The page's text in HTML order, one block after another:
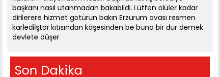
başkanı nasıl utanmadan bakabildi. Lütfen ölüler kadar
dirilerere hizmet götürün bakın Erzurum ovası resmen
karledilştor kıtısından köşesinden be buna bir dur demek
devlete düşer
Son Dakika